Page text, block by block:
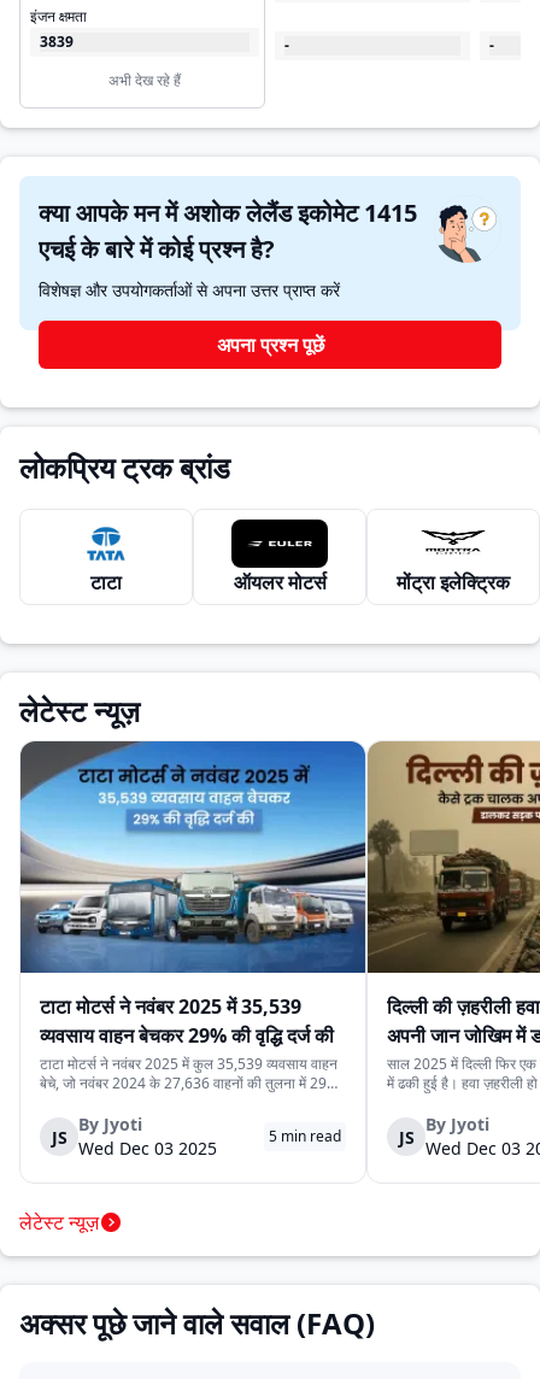
इंजन क्षमता
3839
अभी देख रहे हैं
- -
क्या आपके मन में अशोक लेलैंड इकोमेट 1415
एचई के बारे में कोई प्रश्न है?
विशेषज्ञ और उपयोगकर्ताओं से अपना उत्तर प्राप्त करें
अपना प्रश्न पूछें
लोकप्रिय ट्रक ब्रांड
टाटा ऑयलर मोटर्स मोंट्रा इलेक्ट्रिक
लेटेस्ट न्यूज़
टाटा मोटर्स ने नवंबर 2025 में 35,539
व्यवसाय वाहन बेचकर 29% की वृद्धि दर्ज की
टाटा मोटर्स ने नवंबर 2025 में कुल 35,539 व्यवसाय वाहन
बेचे, जो नवंबर 2024 के 27,636 वाहनों की तुलना में 29%
कंपनी की विविध व्यवसाय वाहन श्रृंखला को दर्शाती है। घरेलू
बिक्री 32,753 वाहन रह...
JS
By Jyoti
Wed Dec 03 2025
5 min read
दिल्ली की ज़हरीली
अपनी जान जोखिम
कर रहे हैं
साल 2025 में दिल्ली फिर
में ढकी हुई है। हवा ज़हरीली
रोज़ाना सड़क पर उतरते हैं।
क्योंकि दिल्ली की रोज़मर्रा...
JS
By Jyoti
Wed Dec 03
लेटेस्ट न्यूज़
अक्सर पूछे जाने वाले सवाल (FAQ)